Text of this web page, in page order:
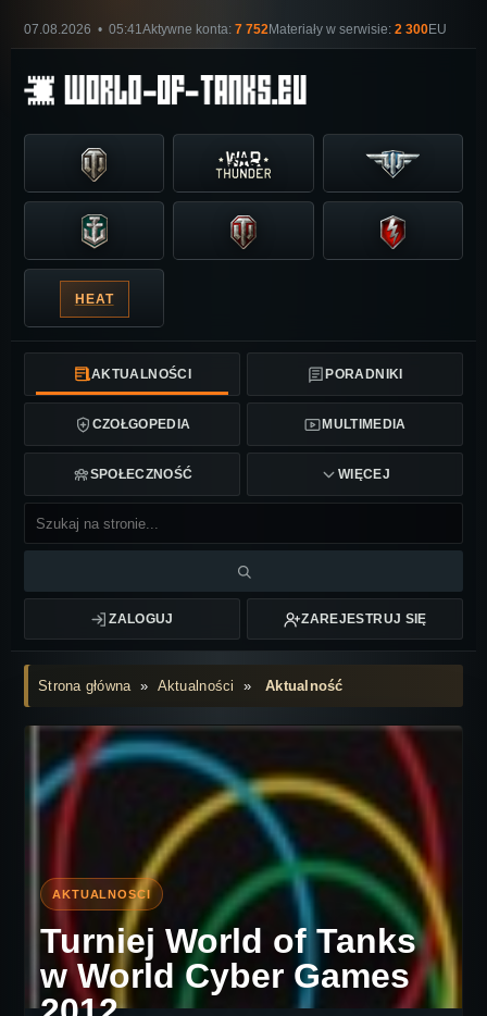
07.08.2026 • 05:41Aktywne konta: 7 752Materiały w serwisie: 2 300EU
HEAT
AKTUALNOŚCI PORADNIKI
CZOŁGOPEDIA MULTIMEDIA
SPOŁECZNOŚĆ WIĘCEJ
ZALOGUJ ZAREJESTRUJ SIĘ
Strona główna» Aktualności »Aktualność
Turniej World of Tanks
w World Cyber Games